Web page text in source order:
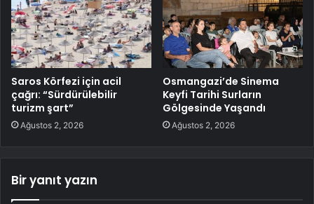
Saros Körfezi için acil
çağrı: “Sürdürülebilir
turizm şart”
Ağustos 2, 2026
Osmangazi’de Sinema
Keyfi Tarihi Surların
Gölgesinde Yaşandı
Ağustos 2, 2026
Bir yanıt yazın